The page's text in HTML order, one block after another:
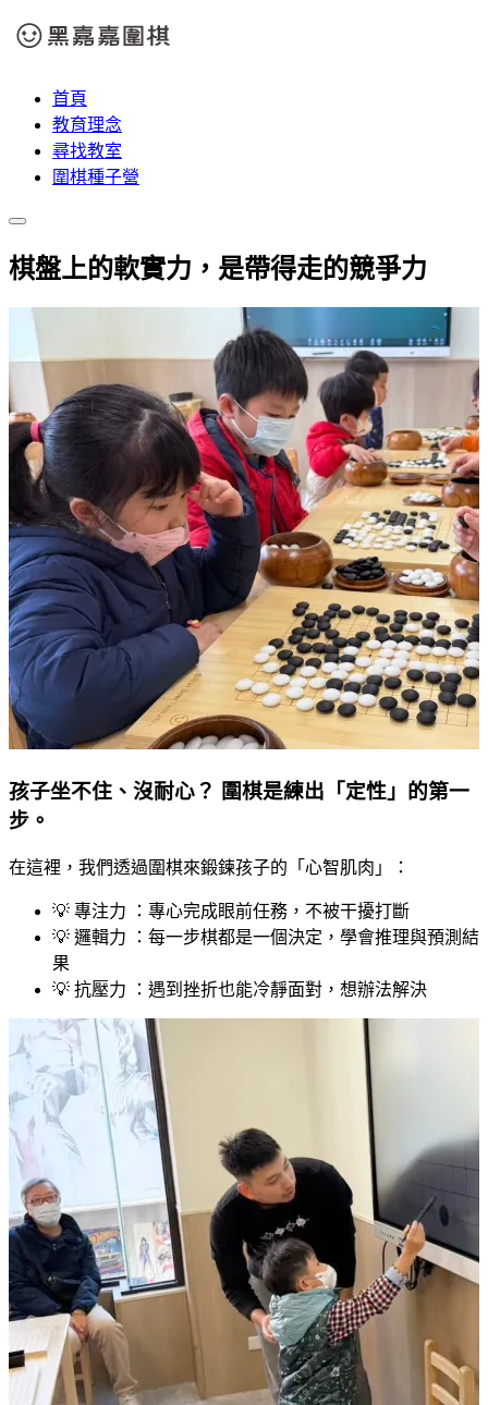
首頁
教育理念
尋找教室
圍棋種子營
棋盤上的軟實力，是帶得走的競爭力
孩子坐不住、沒耐心？ 圍棋是練出「定性」的第一
步。
在這裡，我們透過圍棋來鍛鍊孩子的「心智肌肉」：
💡 專注力 ：專心完成眼前任務，不被干擾打斷
💡 邏輯力 ：每一步棋都是一個決定，學會推理與預測結
果
💡 抗壓力 ：遇到挫折也能冷靜面對，想辦法解決